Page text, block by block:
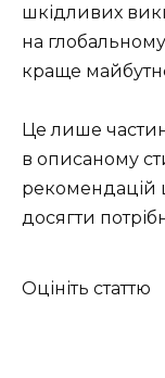
шкідливих
на
краще
Це лише
в описаному
рекомендацій
досягти
Оцініть статтю